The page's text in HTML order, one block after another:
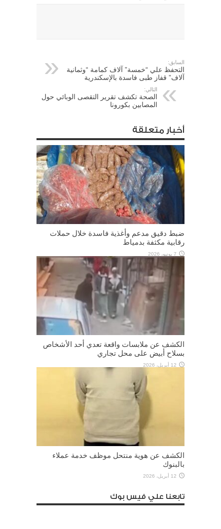
السابق:
التحفظ علي “خمسة” آلاف كمامة “وثمانية
آلاف” قفاز طبى فاسدة بالإسكندرية
التالي:
الصحة تكشف تقرير التقصى الوبائي حول
المصابين بكورونا
أخبار متعلقة
ضبط دقيق مدعم وأغذية فاسدة خلال حملات
رقابية مكثفة بدمياط
7 يونيو، 2026
الكشف عن ملابسات واقعة تعدي أحد الأشخاص
بسلاح أبيض على محل تجاري
12 أبريل، 2026
الكشف عن هوية منتحل موظف خدمة عملاء
بالبنوك
12 أبريل، 2026
تابعنا علي فيس بوك